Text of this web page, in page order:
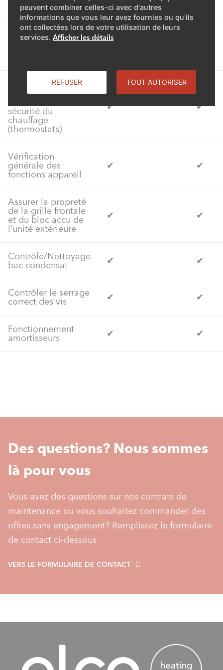
peuvent combiner celles-ci avec d'autres
informations que vous leur avez fournies ou qu'ils
ont collectées lors de votre utilisation de leurs
services. Afficher les détails
REFUSER TOUT AUTORISER
remplacer joints
Contrôler
l’étanchéité du ✔
Contrôle du bon
fonctionnement des
sécurité du
chauffage
(thermostats)
✔ ✔
Vérification
générale des
fonctions appareil
✔ ✔
Assurer la propreté
de la grille frontale
et du bloc accu de
l’unité extérieure
✔ ✔
Contrôle/Nettoyage
bac condensat ✔ ✔
Contrôler le serrage
correct des vis ✔ ✔
Fonctionnement
amortisseurs ✔ ✔
Des questions? Nous sommes
là pour vous
Vous avez des questions sur nos contrats de
maintenance ou vous souhaitez commander des
offres sans engagement? Remplissez le formulaire
de contact ci-dessous.
VERS LE FORMULAIRE DE CONTACT